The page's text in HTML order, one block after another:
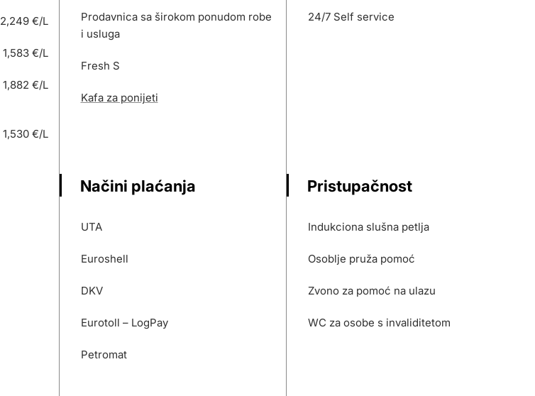
2,249 €/L
1,583 €/L
1,882 €/L
1,530 €/L
Prodavnica sa širokom ponudom robe
i usluga
Fresh S
Kafa za ponijeti
24/7 Self service
Načini plaćanja
UTA
Euroshell
DKV
Eurotoll – LogPay
Petromat
Pristupačnost
Indukciona slušna petlja
Osoblje pruža pomoć
Zvono za pomoć na ulazu
WC za osobe s invaliditetom